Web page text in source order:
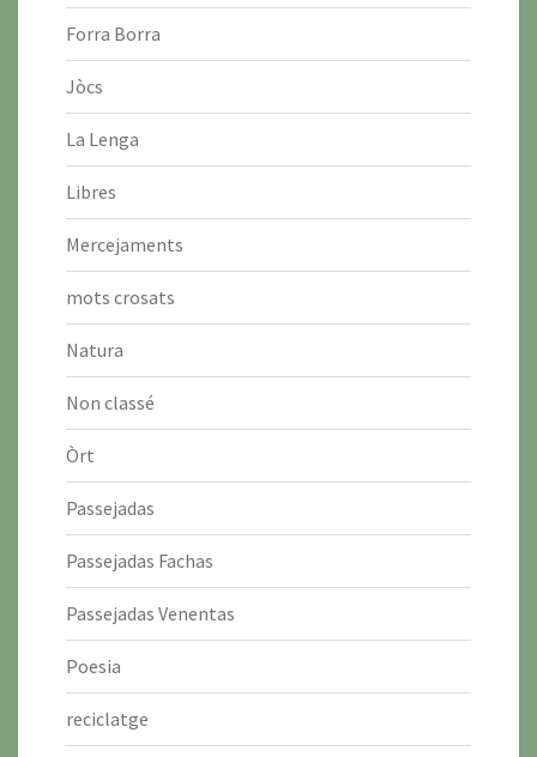
Forra Borra
Jòcs
La Lenga
Libres
Mercejaments
mots crosats
Natura
Non classé
Òrt
Passejadas
Passejadas Fachas
Passejadas Venentas
Poesia
reciclatge